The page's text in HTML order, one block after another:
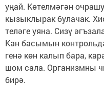
уңай. Көтелмәгән
кызыклырак булачак.
теләге уяна. Сизү
Кан басымын
генә көн калып бара,
шом сала. Организмны
бирә.